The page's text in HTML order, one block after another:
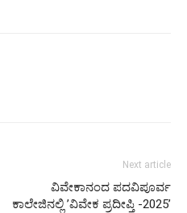
Next article
ವಿವೇಕಾನಂದ ಪದವಿಪೂರ್ವ
ಕಾಲೇಜಿನಲ್ಲಿ ʼವಿವೇಕ ಪ್ರದೀಪ್ತಿ -2025’